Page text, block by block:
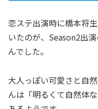
恋ステ出演時に橋本将
いたのが、Season2出
んでした。
大人っぽい可愛さと自
んは「明るくて自然体